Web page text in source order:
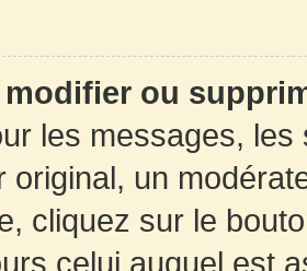
ou
les messages,
original, un
cliquez sur le
celui auquel est